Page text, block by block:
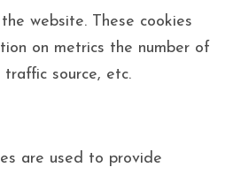
website. These cookies
on metrics the number of
source, etc.
are used to provide